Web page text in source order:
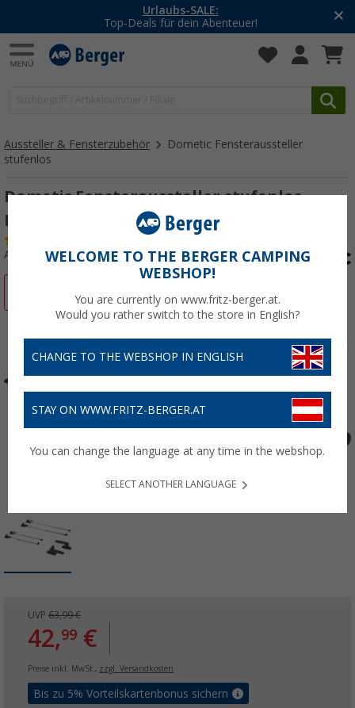
Urlaubs-SALE:
Top-Deals für dein Abenteuer!
Aussteller & Fensterzubehör
Dometic Fensteraussteller
stufenlos
Dometic Fensteraussteller stufenlos,
Fensterhöhe 700
Art.-Nr.: 257940
UVP 63,99 €
42,99 €
Preise inkl. MwSt., zzgl. Versandkosten
Bis zu 5% Vorteilskartenbonus sichern
WELCOME TO THE BERGER CAMPING
WEBSHOP!
You are currently on www.fritz-berger.at.
Would you rather switch to the store in English?
CHANGE TO THE WEBSHOP IN ENGLISH
STAY ON WWW.FRITZ-BERGER.AT
You can change the language at any time in the webshop.
SELECT ANOTHER LANGUAGE